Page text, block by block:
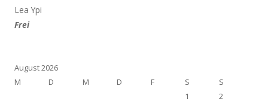
Lea Ypi
Frei
August 2026
M
D M D F S
S
1
2